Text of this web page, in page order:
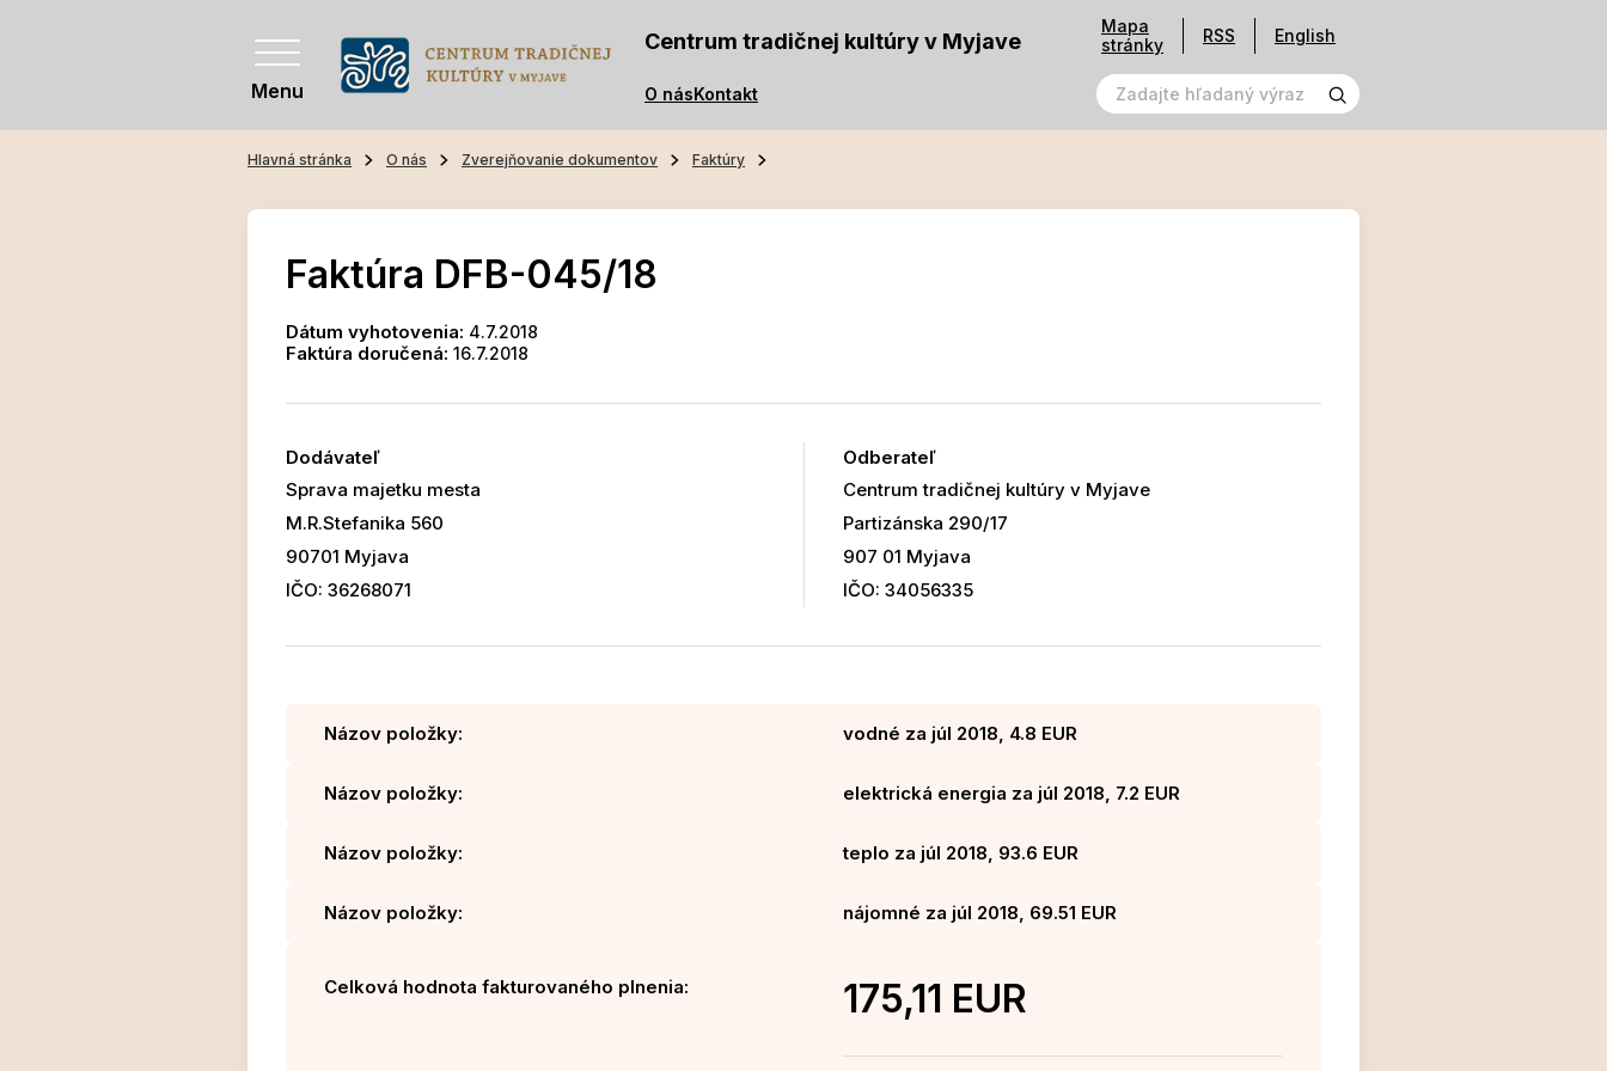
Menu
Centrum tradičnej kultúry v Myjave
O násKontakt
Mapa
stránky
RSS English
Hlavná stránka O nás Zverejňovanie dokumentov Faktúry
Faktúra DFB-045/18
Dátum vyhotovenia: 4.7.2018
Faktúra doručená: 16.7.2018
Dodávateľ
Sprava majetku mesta
M.R.Stefanika 560
90701 Myjava
IČO: 36268071
Odberateľ
Centrum tradičnej kultúry v Myjave
Partizánska 290/17
907 01 Myjava
IČO: 34056335
Názov položky: vodné za júl 2018, 4.8 EUR
Názov položky: elektrická energia za júl 2018, 7.2 EUR
Názov položky: teplo za júl 2018, 93.6 EUR
Názov položky: nájomné za júl 2018, 69.51 EUR
Celková hodnota fakturovaného plnenia: 175,11 EUR